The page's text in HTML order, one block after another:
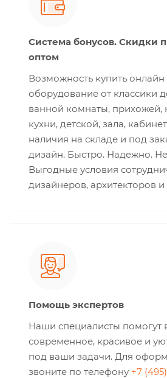
Система бонусов. Скидки
оптом
Возможность купить онлайн
оборудование от классики
ванной комнаты, прихожей,
кухни, детской, зала,
наличия на складе и под
дизайн. Быстро. Надежно.
Выгодные условия
дизайнеров, архитекторов и
Помощь экспертов
Наши специалисты помогут
современное, красивое и
под ваши задачи. Для
звоните по телефону +7